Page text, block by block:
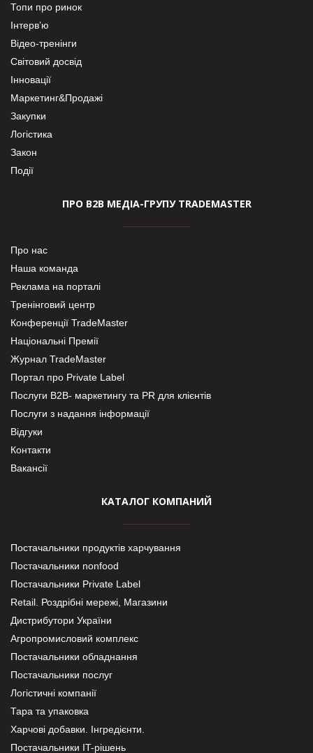
Топи про ринок
Інтерв’ю
Відео-тренінги
Світовий досвід
Інновації
Маркетинг&Продажі
Закупки
Логістика
Закон
Події
ПРО В2В МЕДІА-ГРУПУ TRADEMASTER
Про нас
Наша команда
Реклама на порталі
Тренінговий центр
Конференції TradeMaster
Національні Премії
Журнал TradeMaster
Портал про Private Label
Послуги В2В- маркетингу та PR для клієнтів
Послуги з надання інформації
Відгуки
Контакти
Вакансії
КАТАЛОГ КОМПАНИЙ
Постачальники продуктів харчування
Постачальники nonfood
Постачальники Private Label
Retail. Роздрібні мережі, Магазини
Дистрибутори України
Агропромисловий комплекс
Постачальники обладнання
Постачальники послуг
Логістичні компанії
Тара та упаковка
Харчові добавки. Інгредієнти.
Постачальники IT-рішень